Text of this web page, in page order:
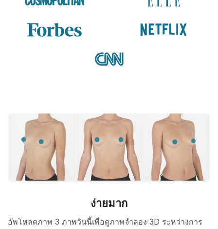
ง่ายมาก
อัพโหลดภาพ 3 ภาพวันนี้เพื่อดูภาพจำลอง 3D ระหว่างการ